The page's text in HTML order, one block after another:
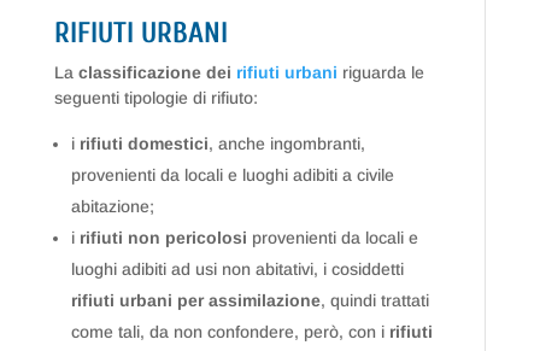
RIFIUTI URBANI
La classificazione dei rifiuti urbani riguarda le
seguenti tipologie di rifiuto:
i rifiuti domestici, anche ingombranti,
provenienti da locali e luoghi adibiti a civile
abitazione;
i rifiuti non pericolosi provenienti da locali e
luoghi adibiti ad usi non abitativi, i cosiddetti
rifiuti urbani per assimilazione, quindi trattati
come tali, da non confondere, però, con i rifiuti